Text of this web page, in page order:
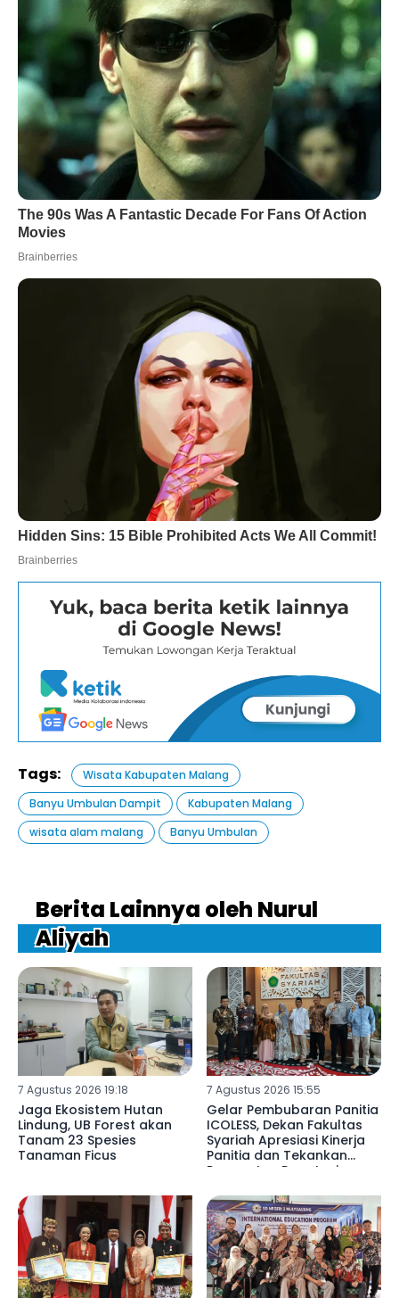
Tags:
Wisata Kabupaten Malang
Banyu Umbulan Dampit
Kabupaten Malang
wisata alam malang
Banyu Umbulan
Berita Lainnya oleh Nurul
Aliyah
7 Agustus 2026 19:18
Jaga Ekosistem Hutan
Lindung, UB Forest akan
Tanam 23 Spesies
Tanaman Ficus
7 Agustus 2026 15:55
Gelar Pembubaran Panitia
ICOLESS, Dekan Fakultas
Syariah Apresiasi Kinerja
Panitia dan Tekankan
Penguatan Reputasi